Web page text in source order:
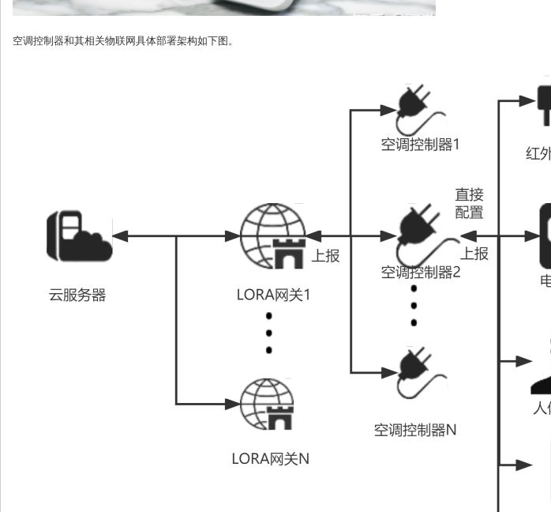
空调控制器和其相关物联网具体部署架构如下图。